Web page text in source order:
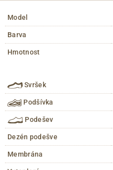
Model
Barva
Hmotnost
Svršek
Podšívka
Podešev
Dezén podešve
Membrána